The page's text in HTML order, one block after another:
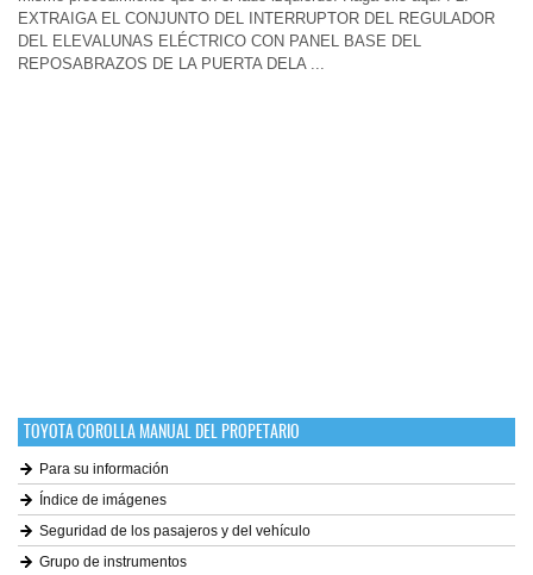
EXTRAIGA EL CONJUNTO DEL INTERRUPTOR DEL REGULADOR
DEL ELEVALUNAS ELÉCTRICO CON PANEL BASE DEL
REPOSABRAZOS DE LA PUERTA DELA ...
TOYOTA COROLLA MANUAL DEL PROPETARIO
Para su información
Índice de imágenes
Seguridad de los pasajeros y del vehículo
Grupo de instrumentos